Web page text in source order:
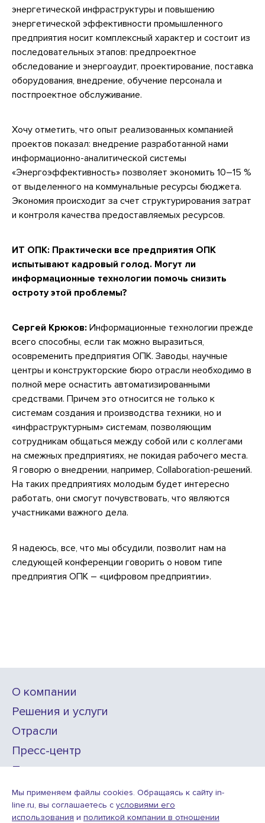
энергетической инфраструктуры и повышению
энергетической эффективности промышленного
предприятия носит комплексный характер и состоит из
последовательных этапов: предпроектное
обследование и энергоаудит, проектирование, поставка
оборудования, внедрение, обучение персонала и
постпроектное обслуживание.
Хочу отметить, что опыт реализованных компанией
проектов показал: внедрение разработанной нами
информационно-аналитической системы
«Энергоэффективность» позволяет экономить 10–15 %
от выделенного на коммунальные ресурсы бюджета.
Экономия происходит за счет структурирования затрат
и контроля качества предоставляемых ресурсов.
ИТ ОПК: Практически все предприятия ОПК
испытывают кадровый голод. Могут ли
информационные технологии помочь снизить
остроту этой проблемы?
Сергей Крюков: Информационные технологии прежде
всего способны, если так можно выразиться,
осовременить предприятия ОПК. Заводы, научные
центры и конструкторские бюро отрасли необходимо в
полной мере оснастить автоматизированными
средствами. Причем это относится не только к
системам создания и производства техники, но и
«инфраструктурным» системам, позволяющим
сотрудникам общаться между собой или с коллегами
на смежных предприятиях, не покидая рабочего места.
Я говорю о внедрении, например, Collaboration-решений.
На таких предприятиях молодым будет интересно
работать, они смогут почувствовать, что являются
участниками важного дела.
Я надеюсь, все, что мы обсудили, позволит нам на
следующей конференции говорить о новом типе
предприятия ОПК – «цифровом предприятии».
О компании
Решения и услуги
Отрасли
Пресс-центр
Проекты
Карьера
Мы применяем файлы cookies. Обращаясь к сайту in-
line.ru, вы соглашаетесь с условиями его
использования и политикой компании в отношении